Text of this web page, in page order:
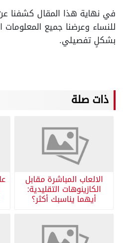
في نهاية هذا المقال كشفنا
للنساء وعرضنا جميع المعلومات
بشكلٍ تفصيلي.
ذات صلة
الالعاب المباشرة مقابل
الكازينوهات التقليدية:
أيهما يناسبك أكثر؟